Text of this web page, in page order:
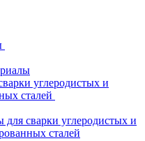
углеродистых и
сталей
для сварки углеродистых и
сталей